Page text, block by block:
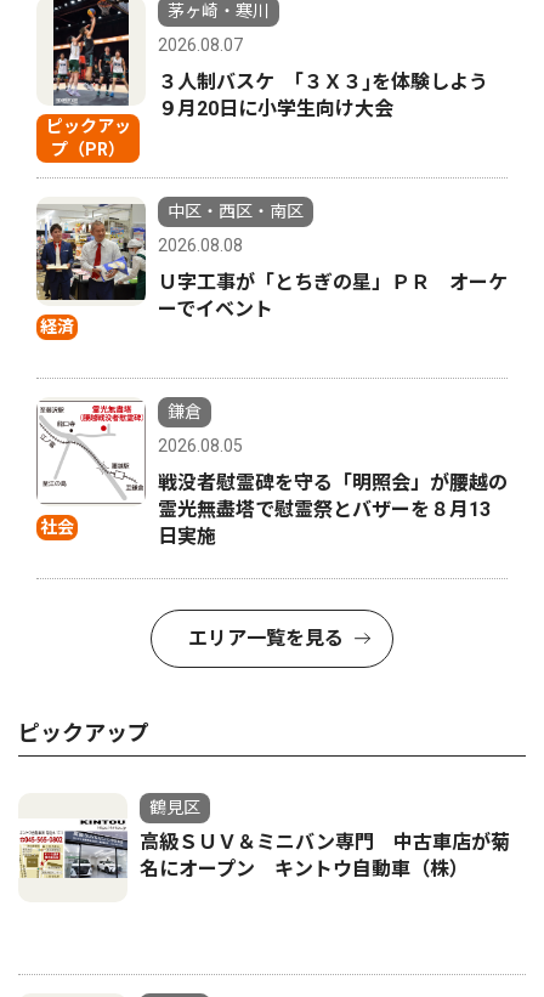
ピックアッ
プ（PR）
茅ヶ崎・寒川
2026.08.07
３人制バスケ ｢３Ｘ３｣を体験しよう
９月20日に小学生向け大会
経済
中区・西区・南区
2026.08.08
Ｕ字工事が「とちぎの星」ＰＲ オーケ
ーでイベント
社会
鎌倉
2026.08.05
戦没者慰霊碑を守る「明照会」が腰越の
霊光無盡塔で慰霊祭とバザーを８月13
日実施
エリア一覧を見る
ピックアップ
鶴見区
高級ＳＵＶ＆ミニバン専門 中古車店が菊
名にオープン キントウ自動車（株）